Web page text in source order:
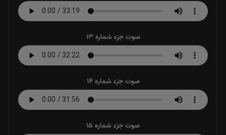
صوت جزء شماره 13
صوت جزء شماره 14
صوت جزء شماره 15